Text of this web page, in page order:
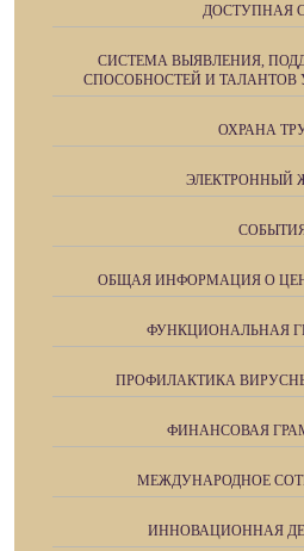
ДОСТУПНАЯ
СИСТЕМА ВЫЯВЛЕНИЯ,
СПОСОБНОСТЕЙ И ТАЛАНТОВ
ОХРАНА
ЭЛЕКТРОННЫЙ
ОБЩАЯ ИНФОРМАЦИЯ О
ФУНКЦИОНАЛЬНАЯ
ПРОФИЛАКТИКА
ФИНАНСОВАЯ
МЕЖДУНАРОДНОЕ
ИННОВАЦИОННАЯ